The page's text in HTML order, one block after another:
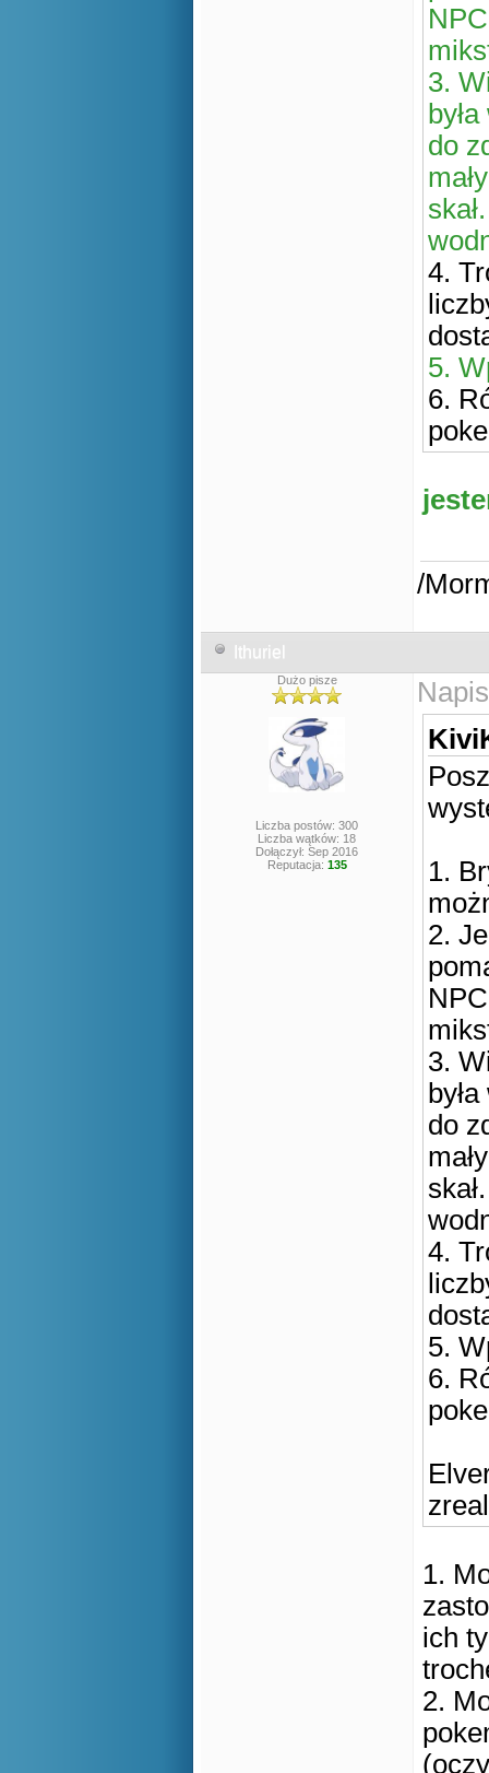
3.
do
4.
5.
6.
/
Ithuriel
Dużo pisze
Liczba postów: 300
Liczba wątków: 18
Dołączył: Sep 2016
Reputacja: 135
1.
2.
3.
do
4.
5.
6.
1.
ich
2.